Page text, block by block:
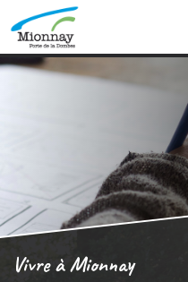
Vivre à Mionnay